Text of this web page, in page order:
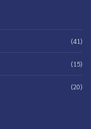
(41)
(15)
(20)